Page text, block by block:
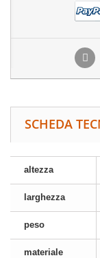
SCHEDA
altezza
larghezza
peso
materiale